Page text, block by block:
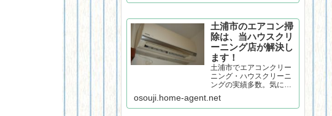
いレンジフード等の住ま
ざいませんか？お掃除に
真摯に取組んでいる夫婦
２人が作業するコスパの
良い個人店です。丁寧な
エアコンクリーニングで
口コミ評価頂いておりま
す。
土浦市のエアコン掃
除は、当ハウスクリ
ーニング店が解決し
ます！
土浦市でエアコンクリー
ニング・ハウスクリーニ
ングの実績多数。気にな
るエアコンの汚れや臭
い、自分では掃除できな
いレンジフード等の住ま
osouji.home-agent.net